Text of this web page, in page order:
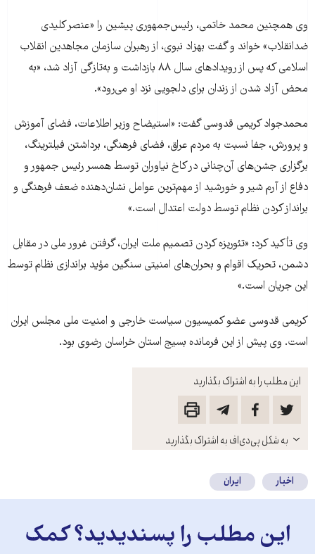
این مطلب را به اشتراک بگذارید
باز
کنید
به شکل پی‌دی‌اف به اشتراک بگذارید
وی همچنین محمد خاتمی، رئیس‌جمهوری پیشین را «عنصر کليدی
ضدانقلاب» خواند و گفت بهزاد نبوی، از رهبران سازمان مجاهدین انقلاب
اسلامی که پس از رویدادهای سال ۸۸ بازداشت و به‌تازگی آزاد شد، «به
محض آزاد شدن از زندان برای دلجويی نزد او می‌رود».
محمدجواد کريمی قدوسی گفت: «استيضاح وزير اطلاعات، فضای آموزش
و پرورش، جفا نسبت به مردم عراق، فضای فرهنگی، برداشتن فيلترينگ،
برگزاری جشن‌های آن‌چنانی در کاخ نياوران توسط همسر رئيس جمهور و
دفاع از آرم شير و خورشيد از مهم‌ترين عوامل نشان‌دهنده ضعف فرهنگی و
برانداز کردن نظام توسط دولت اعتدال است.»
وی تأکید کرد: «تئوريزه کردن تصميم ملت ايران، گرفتن غرور ملی در مقابل
دشمن، تحريک اقوام و بحران‌های امنيتی سنگين مؤيد براندازی نظام توسط
اين جريان است.»
کریمی قدوسی عضو کمیسیون سیاست خارجی و امنیت ملی مجلس ایران
است. وی پیش از این فرمانده بسیج استان خراسان رضوی بود.
اخبار ایران
این مطلب را پسندیدید؟ کمک